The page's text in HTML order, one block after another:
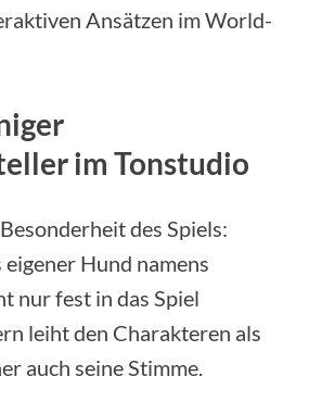
Ansätzen im World-
im Tonstudio
des Spiels:
Hund namens
nur fest in das Spiel
leiht den Charakteren als
auch seine Stimme.